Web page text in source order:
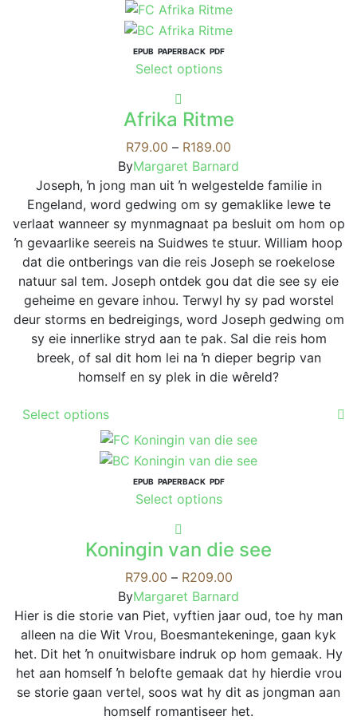
has
multiple
variants.
The
may
be
chosen
on
the
product
page
EPUB PAPERBACK PDF
Select optionsThis
multiple
variants.
The
options
may
be
chosen
on
the
product
page
Afrika Ritme
R79.00 – R189.00
range:
R79.00
through
R189.00
ByMargaret Barnard
Joseph, ŉ jong man uit ŉ welgestelde familie in
Engeland, word gedwing om sy gemaklike lewe te
verlaat wanneer sy mynmagnaat pa besluit om hom op
ŉ gevaarlike seereis na Suidwes te stuur. William hoop
dat die ontberings van die reis Joseph se roekelose
natuur sal tem. Joseph ontdek gou dat die see sy eie
geheime en gevare inhou. Terwyl hy sy pad worstel
deur storms en bedreigings, word Joseph gedwing om
sy eie innerlike stryd aan te pak. Sal die reis hom
breek, of sal dit hom lei na ŉ dieper begrip van
homself en sy plek in die wêreld?
Select options
has
multiple
variants.
The
may
be
chosen
on
the
product
page
EPUB PAPERBACK PDF
Select optionsThis
multiple
variants.
The
options
may
be
chosen
on
the
Koningin van die see
R79.00 – R209.00Price
range:
R79.00
through
R209.00
ByMargaret Barnard
Hier is die storie van Piet, vyftien jaar oud, toe hy man
alleen na die Wit Vrou, Boesmantekeninge, gaan kyk
het. Dit het ŉ onuitwisbare indruk op hom gemaak. Hy
het aan homself ŉ belofte gemaak dat hy hierdie vrou
se storie gaan vertel, soos wat hy dit as jongman aan
homself romantiseer het.